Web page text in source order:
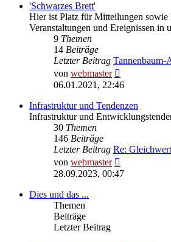
'Schwarzes Brett'
Hier ist Platz für Mitteilungen sowie
Veranstaltungen und Ereignissen in
9 Themen
14 Beiträge
Letzter Beitrag Tannenbaum-
von webmaster
Beitrag
06.01.2021, 22:46
Infrastruktur und Tendenzen
Infrastruktur und
30 Themen
146 Beiträge
Letzter Beitrag Re:
von webmaster
Beitrag
28.09.2023, 00:47
Dies und das ...
Themen
Beiträge
Letzter Beitrag